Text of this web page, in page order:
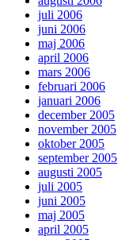
juli 2006
juni 2006
maj 2006
april 2006
mars 2006
februari 2006
januari 2006
december 2005
november 2005
oktober 2005
september 2005
augusti 2005
juli 2005
juni 2005
maj 2005
april 2005